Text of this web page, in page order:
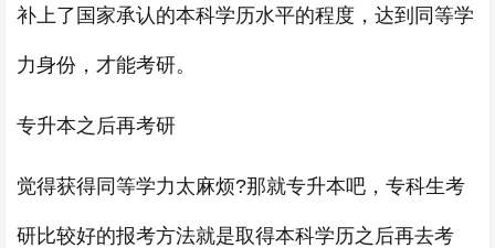
补上了国家承认的本科学历水平的程度，达到同等学
力身份，才能考研。
专升本之后再考研
觉得获得同等学力太麻烦?那就专升本吧，专科生考
研比较好的报考方法就是取得本科学历之后再去考